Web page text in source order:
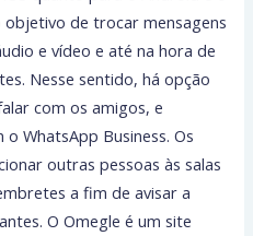
objetivo de trocar mensagens
e vídeo e até na hora de
Nesse sentido, há opção
com os amigos, e
WhatsApp Business. Os
outras pessoas às salas
a fim de avisar a
O Omegle é um site